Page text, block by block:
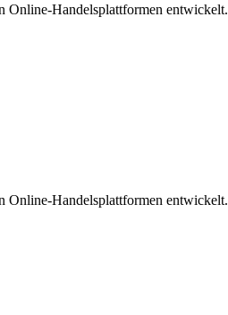
Online-Handelsplattformen entwickelt.
Online-Handelsplattformen entwickelt.